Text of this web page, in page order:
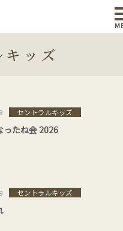
ッズ
セントラルキッズ
ったね会 2026
セントラルキッズ